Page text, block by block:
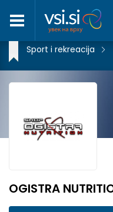
Sport i rekreacija
OGISTRA